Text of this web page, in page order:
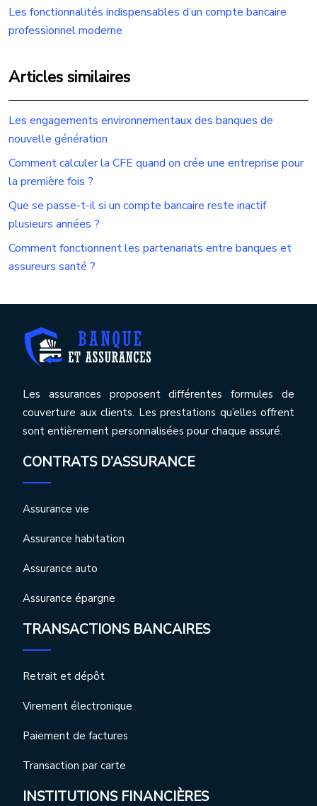
Les fonctionnalités indispensables d’un compte bancaire
professionnel moderne
Articles similaires
Les engagements environnementaux des banques de
nouvelle génération
Comment calculer la CFE quand on crée une entreprise pour
la première fois ?
Que se passe-t-il si un compte bancaire reste inactif
plusieurs années ?
Comment fonctionnent les partenariats entre banques et
assureurs santé ?
Les assurances proposent différentes formules de
couverture aux clients. Les prestations qu’elles offrent
sont entièrement personnalisées pour chaque assuré.
CONTRATS D’ASSURANCE
Assurance vie
Assurance habitation
Assurance auto
Assurance épargne
TRANSACTIONS BANCAIRES
Retrait et dépôt
Virement électronique
Paiement de factures
Transaction par carte
INSTITUTIONS FINANCIÈRES